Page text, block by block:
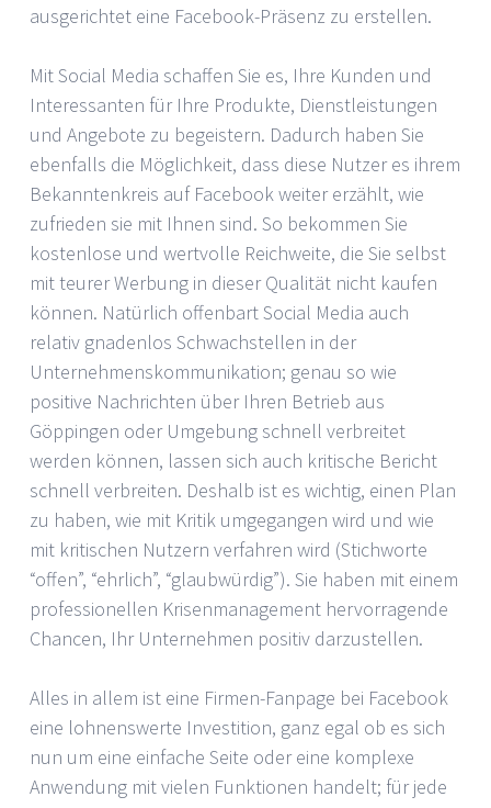
ausgerichtet eine Facebook-Präsenz zu erstellen.
Mit Social Media schaffen Sie es, Ihre Kunden und
Interessanten für Ihre Produkte, Dienstleistungen
und Angebote zu begeistern. Dadurch haben Sie
ebenfalls die Möglichkeit, dass diese Nutzer es ihrem
Bekanntenkreis auf Facebook weiter erzählt, wie
zufrieden sie mit Ihnen sind. So bekommen Sie
kostenlose und wertvolle Reichweite, die Sie selbst
mit teurer Werbung in dieser Qualität nicht kaufen
können. Natürlich offenbart Social Media auch
relativ gnadenlos Schwachstellen in der
Unternehmenskommunikation; genau so wie
positive Nachrichten über Ihren Betrieb aus
Göppingen oder Umgebung schnell verbreitet
werden können, lassen sich auch kritische Bericht
schnell verbreiten. Deshalb ist es wichtig, einen Plan
zu haben, wie mit Kritik umgegangen wird und wie
mit kritischen Nutzern verfahren wird (Stichworte
“offen”, “ehrlich”, “glaubwürdig”). Sie haben mit einem
professionellen Krisenmanagement hervorragende
Chancen, Ihr Unternehmen positiv darzustellen.
Alles in allem ist eine Firmen-Fanpage bei Facebook
eine lohnenswerte Investition, ganz egal ob es sich
nun um eine einfache Seite oder eine komplexe
Anwendung mit vielen Funktionen handelt; für jede